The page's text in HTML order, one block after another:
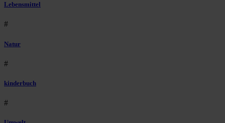
Lebensmittel
#
Natur
#
kinderbuch
#